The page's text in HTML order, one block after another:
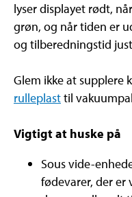
lyser displayet rødt,
grøn, og når tiden er
og tilberedningstid
Glem ikke at supplere
rulleplasttil
Vigtigt at huske på
Sous vide-
fødevarer, der er